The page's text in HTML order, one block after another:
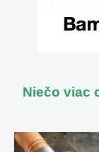
Niečo viac